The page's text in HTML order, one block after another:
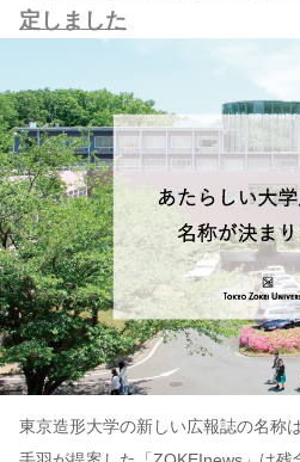
定しました
東京造形大学の新しい広報誌の名称